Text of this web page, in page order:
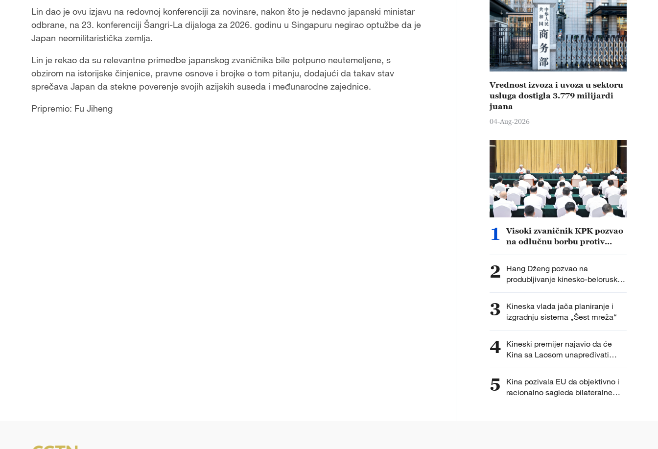
Lin dao je ovu izjavu na redovnoj konferenciji za novinare, nakon što je nedavno japanski ministar
odbrane, na 23. konferenciji Šangri-La dijaloga za 2026. godinu u Singapuru negirao optužbe da je
Japan neomilitaristička zemlja.
Lin je rekao da su relevantne primedbe japanskog zvaničnika bile potpuno neutemeljene, s
obzirom na istorijske činjenice, pravne osnove i brojke o tom pitanju, dodajući da takav stav
sprečava Japan da stekne poverenje svojih azijskih suseda i međunarodne zajednice.
Pripremio: Fu Jiheng
Vrednost izvoza i uvoza u sektoru
usluga dostigla 3.779 milijardi
juana
04-Aug-2026
1
Visoki zvaničnik KPK pozvao
na odlučnu borbu protiv
2
Hang Dženg pozvao na
produbljivanje kinesko-beloruske
trgovinske i investicione saradnje
3
Kineska vlada jača planiranje i
izgradnju sistema „Šest mreža“
4 Kineski premijer najavio da će
Kina sa Laosom unapređivati
zajednicu sa zajedničkom
5
Kina pozivala EU da objektivno i
racionalno sagleda bilateralne